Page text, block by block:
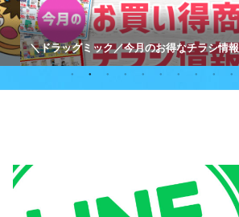
＼ドラッグミック／今月のお得なチラシ情報